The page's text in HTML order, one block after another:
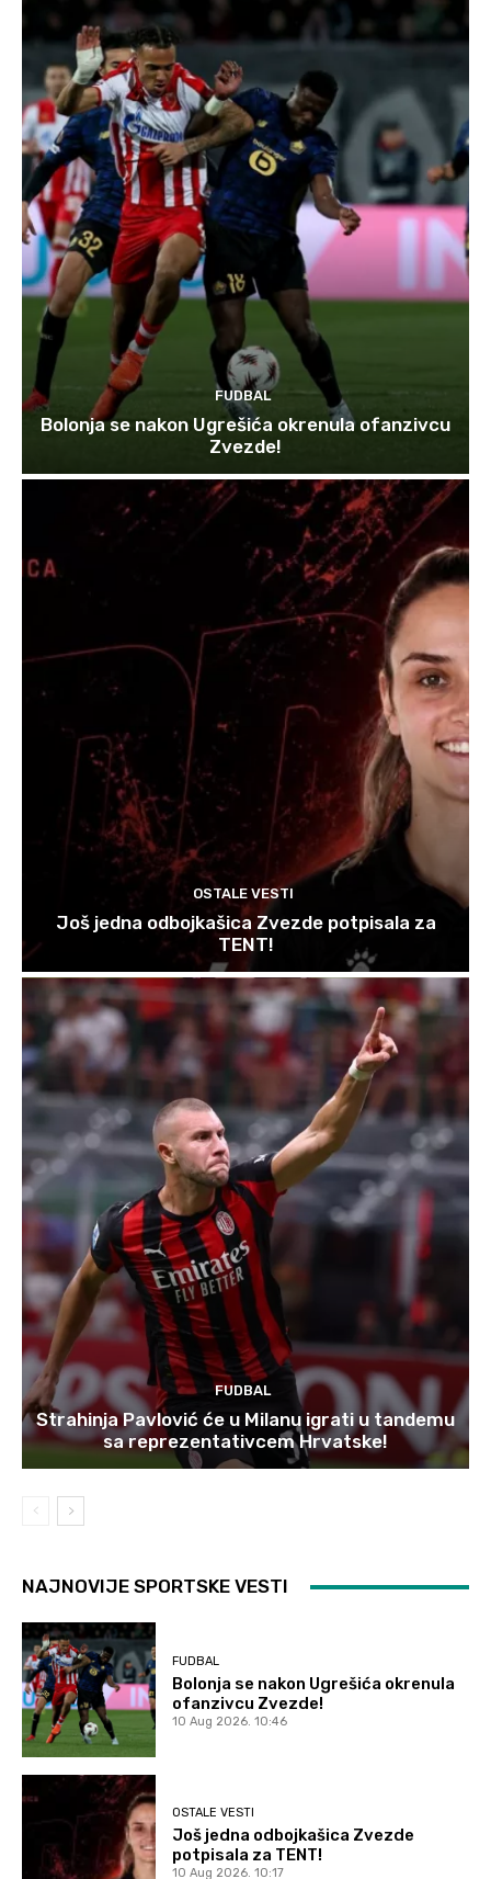
FUDBAL
Bolonja se nakon Ugrešića okrenula ofanzivcu
Zvezde!
OSTALE VESTI
Još jedna odbojkašica Zvezde potpisala za
TENT!
FUDBAL
Strahinja Pavlović će u Milanu igrati u tandemu
sa reprezentativcem Hrvatske!
NAJNOVIJE SPORTSKE VESTI
FUDBAL
Bolonja se nakon Ugrešića okrenula
ofanzivcu Zvezde!
10 Aug 2026. 10:46
OSTALE VESTI
Još jedna odbojkašica Zvezde
potpisala za TENT!
10 Aug 2026. 10:17